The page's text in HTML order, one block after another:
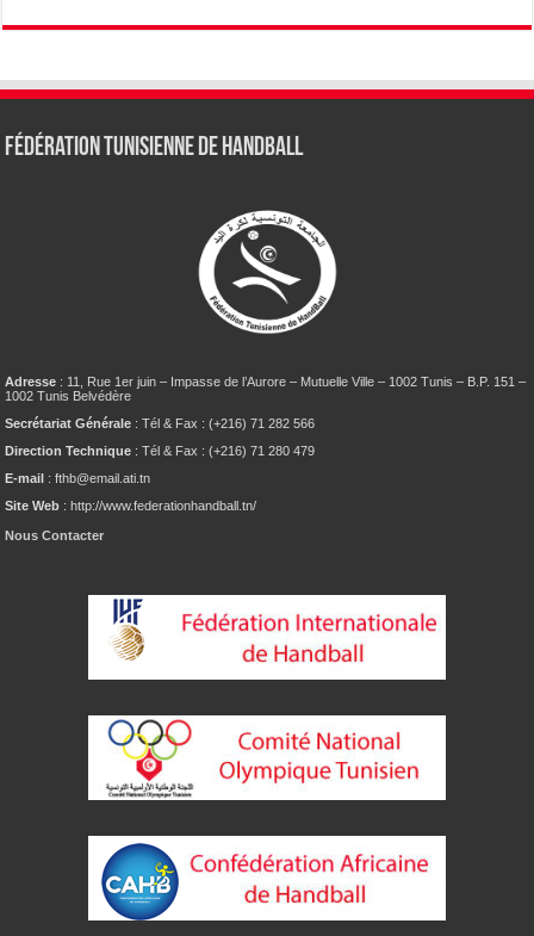
Fédération tunisienne de Handball
Adresse : 11, Rue 1er juin – Impasse de l’Aurore – Mutuelle Ville – 1002 Tunis – B.P. 151 –
1002 Tunis Belvédère
Secrétariat Générale : Tél & Fax : (+216) 71 282 566
Direction Technique : Tél & Fax : (+216) 71 280 479
E-mail : fthb@email.ati.tn
Site Web : http://www.federationhandball.tn/
Nous Contacter